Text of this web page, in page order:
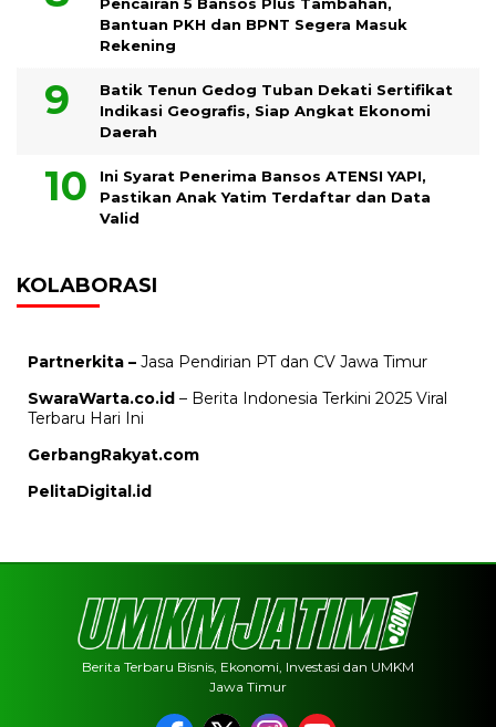
Bantuan PKH dan BPNT Segera Masuk
Rekening
Batik Tenun Gedog Tuban Dekati Sertifikat
Indikasi Geografis, Siap Angkat Ekonomi
Daerah
Ini Syarat Penerima Bansos ATENSI YAPI,
Pastikan Anak Yatim Terdaftar dan Data
Valid
KOLABORASI
Partnerkita – Jasa Pendirian PT dan CV Jawa Timur
SwaraWarta.co.id – Berita Indonesia Terkini 2025 Viral
Terbaru Hari Ini
GerbangRakyat.com
PelitaDigital.id
Berita Terbaru Bisnis, Ekonomi, Investasi dan UMKM
Jawa Timur